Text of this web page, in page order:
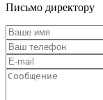
Письмо директору